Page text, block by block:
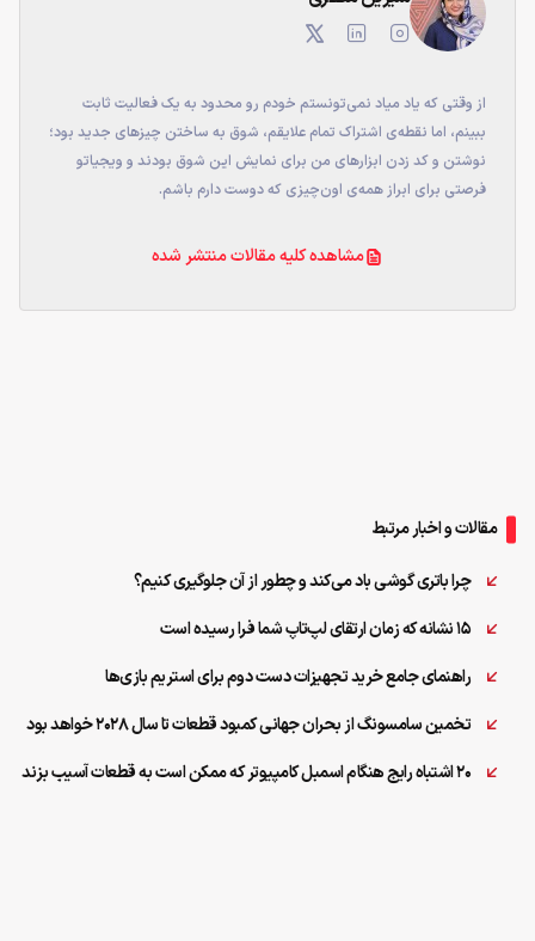
از وقتی که یاد میاد نمی‌تونستم خودم رو محدود به یک فعالیت ثابت
ببینم، اما نقطه‌ی اشتراک تمام علایقم، شوق به ساختن چیزهای جدید بود؛
نوشتن و کد زدن ابزارهای من برای نمایش این شوق بودند و ویجیاتو
فرصتی برای ابراز همه‌ی اون‌چیزی که دوست دارم باشم.
مشاهده کلیه مقالات منتشر شده
مقالات و اخبار مرتبط
چرا باتری گوشی باد می‌کند و چطور از آن جلوگیری کنیم؟
۱۵ نشانه که زمان ارتقای لپ‌تاپ شما فرا رسیده است
راهنمای جامع خرید تجهیزات دست‌ دوم برای استریم بازی‌ها
تخمین سامسونگ از بحران جهانی کمبود قطعات تا سال ۲۰۲۸ خواهد بود
۲۰ اشتباه رایج هنگام اسمبل کامپیوتر که ممکن است به قطعات آسیب بزند